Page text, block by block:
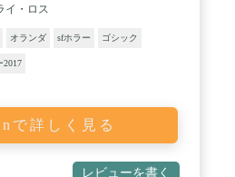
イ・ロス
オランダ sfホラー ゴシック
2017
で詳しく見る
レビューを書く